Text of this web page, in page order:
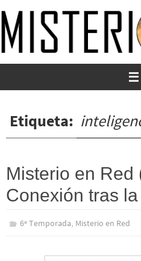
al
contenido
Etiqueta:
Misterio en Red
Conexión tras
6º Temporada, Misterio en Red